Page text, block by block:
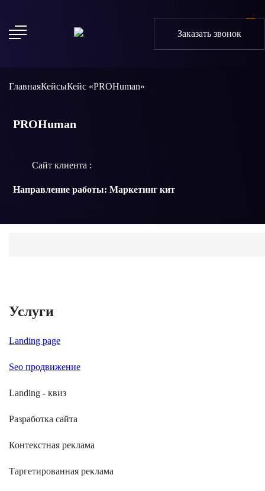
Заказать звонок
ГлавнаяКейсыКейс «PROHuman»
PROHuman
Сайт клиента :
Направление работы: Маркетинг кит
Услуги
Landing page
Seo продвижение
Landing - квиз
Разработка сайта
Контекстная реклама
Таргетированная реклама